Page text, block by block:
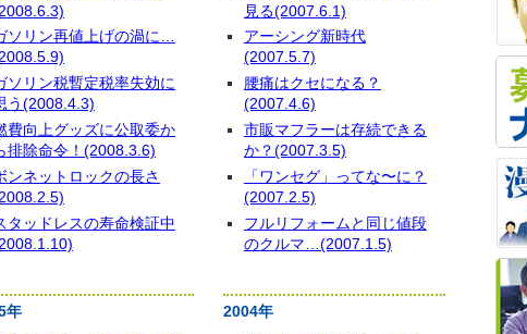
ソリン再値上げの渦に…
ソリン税暫定税率失効に
う(2008.4.3)
費向上グッズに公取委か
排除命令！(2008.3.6)
ンネットロックの長さ
タッドレスの寿命検証中
見る(2007.6.1)
アーシング新時代
(2007.5.7)
腰痛はクセになる？
(2007.4.6)
市販マフラーは存続できる
か？(2007.3.5)
「ワンセグ」ってな〜に？
(2007.2.5)
フルリフォームと同じ値段
のクルマ…(2007.1.5)
年
2004年